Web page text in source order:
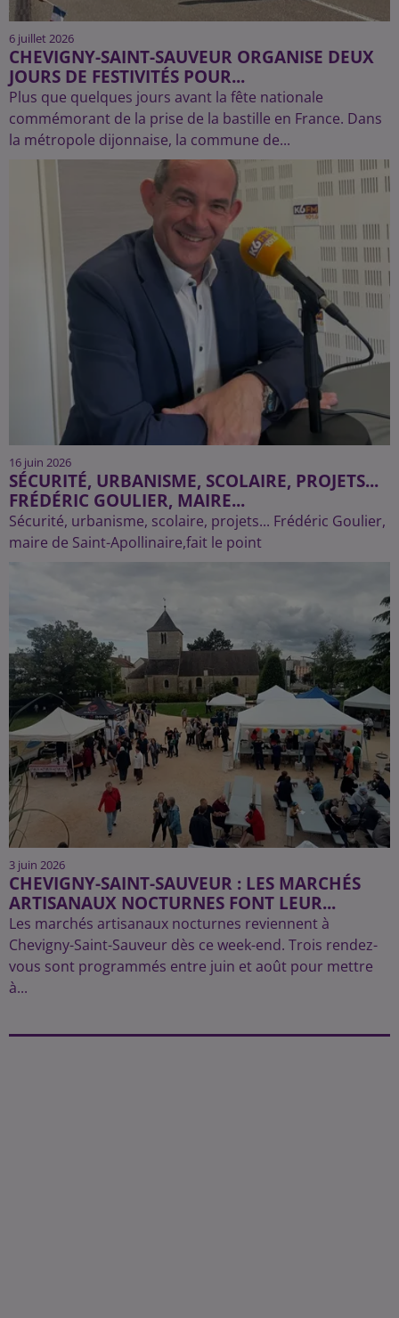
6 juillet 2026
CHEVIGNY-SAINT-SAUVEUR ORGANISE DEUX
JOURS DE FESTIVITÉS POUR...
Plus que quelques jours avant la fête nationale
commémorant de la prise de la bastille en France. Dans
la métropole dijonnaise, la commune de...
16 juin 2026
SÉCURITÉ, URBANISME, SCOLAIRE, PROJETS...
FRÉDÉRIC GOULIER, MAIRE...
Sécurité, urbanisme, scolaire, projets... Frédéric Goulier,
maire de Saint-Apollinaire,fait le point
3 juin 2026
CHEVIGNY-SAINT-SAUVEUR : LES MARCHÉS
ARTISANAUX NOCTURNES FONT LEUR...
Les marchés artisanaux nocturnes reviennent à
Chevigny-Saint-Sauveur dès ce week-end. Trois rendez-
vous sont programmés entre juin et août pour mettre
à...